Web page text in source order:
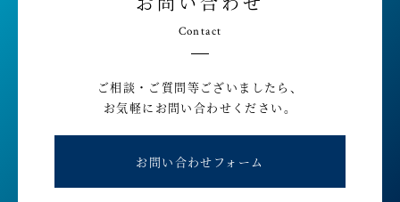
Contact
ご相談・ご質問等ございましたら、
お気軽にお問い合わせください。
お問い合わせフォーム